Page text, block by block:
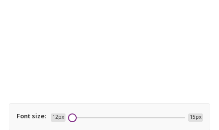
Font size: 12px 15px